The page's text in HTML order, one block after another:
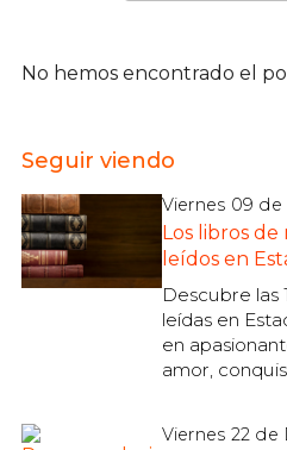
No hemos encontrado el
Seguir viendo
Viernes 09
Los libros de
leídos en
Descubre las
leídas en
en
amor,
Viernes 22 de